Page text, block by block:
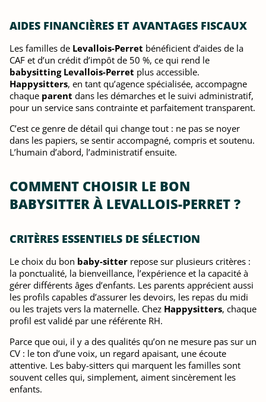
AIDES FINANCIÈRES ET AVANTAGES FISCAUX
Les familles de Levallois-Perret bénéficient d’aides de la
CAF et d’un crédit d’impôt de 50 %, ce qui rend le
babysitting Levallois-Perret plus accessible.
Happysitters, en tant qu’agence spécialisée, accompagne
chaque parent dans les démarches et le suivi administratif,
pour un service sans contrainte et parfaitement transparent.
C’est ce genre de détail qui change tout : ne pas se noyer
dans les papiers, se sentir accompagné, compris et soutenu.
L’humain d’abord, l’administratif ensuite.
COMMENT CHOISIR LE BON
BABYSITTER À LEVALLOIS-PERRET ?
CRITÈRES ESSENTIELS DE SÉLECTION
Le choix du bon baby-sitter repose sur plusieurs critères :
la ponctualité, la bienveillance, l’expérience et la capacité à
gérer différents âges d’enfants. Les parents apprécient aussi
les profils capables d’assurer les devoirs, les repas du midi
ou les trajets vers la maternelle. Chez Happysitters, chaque
profil est validé par une référente RH.
Parce que oui, il y a des qualités qu’on ne mesure pas sur un
CV : le ton d’une voix, un regard apaisant, une écoute
attentive. Les baby-sitters qui marquent les familles sont
souvent celles qui, simplement, aiment sincèrement les
enfants.